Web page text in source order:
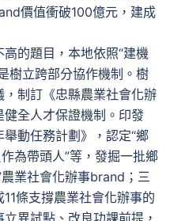
價值衝破100億元，建成
的題目，本地依照“建機
樹立跨部分協作機制。樹
制訂《忠縣農業社會化辦
全人才保證機制。印發
舉動任務計劃》，認定“鄉
為帶頭人”等，發掘一批鄉
業社會化辦事brand；三
條支撐農業社會化辦事的
異試點、改良功課前提，